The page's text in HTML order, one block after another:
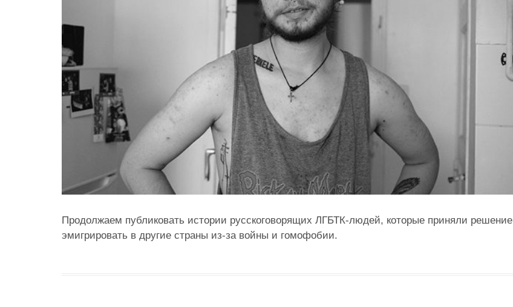
Продолжаем публиковать истории русскоговорящих ЛГБТК-людей, которые приняли решение
эмигрировать в другие страны из-за войны и гомофобии.